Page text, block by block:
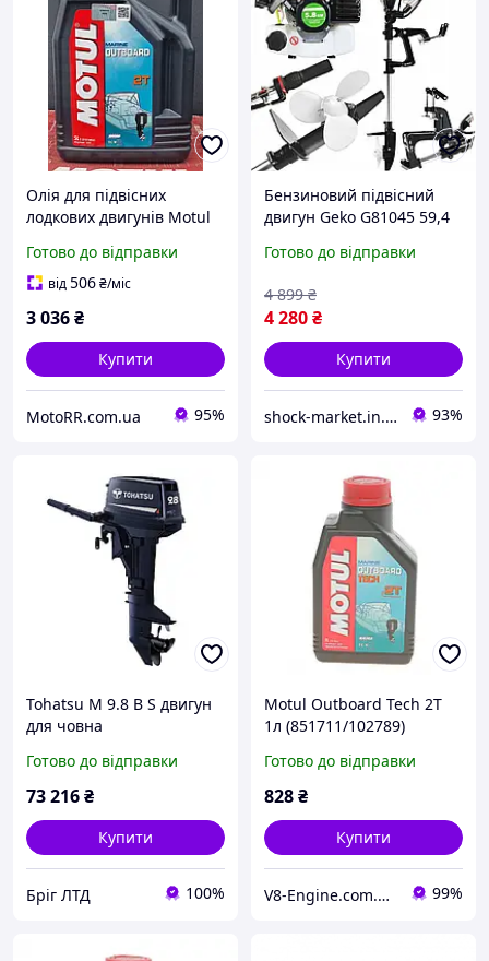
Олія для підвісних
лодкових двигунів Motul
Готово до відправки
від506₴/міс
3 036₴
Купити
MotoRR.com.ua 95%
Бензиновий підвісний
двигун Geko G81045 59,4
човнів
Готово до відправки
4 280₴
4 899 ₴
Купити
shock-market.in.ua 93%
Tohatsu M 9.8 B S двигун
для човна
Готово до відправки
73 216₴
Купити
Бріг ЛТД 100%
Motul Outboard Tech 2T
1л (851711/102789)
моторна олива для
підвісних двигунів човнів
Готово до відправки
828₴
Купити
V8-Engine.com.ua Авто-витратні матеріали 99%